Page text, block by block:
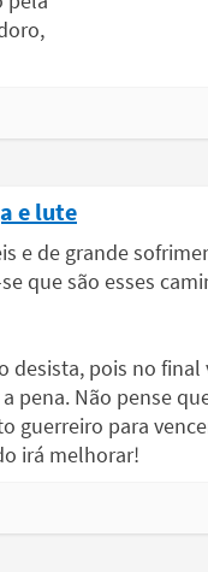
e lute
e de grande
que são esses
pois no final
Não pense
guerreiro para
irá melhorar!